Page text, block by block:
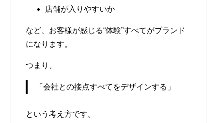
店舗が入りやすいか
など、お客様が感じる“体験”すべてがブランド
になります。
つまり、
「会社との接点すべてをデザインする」
という考え方です。